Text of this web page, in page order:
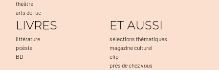
théâtre
arts de rue
LIVRES
littérature
poésie
BD
ET AUSSI
sélections thématiques
magazine culturel
clip
près de chez vous